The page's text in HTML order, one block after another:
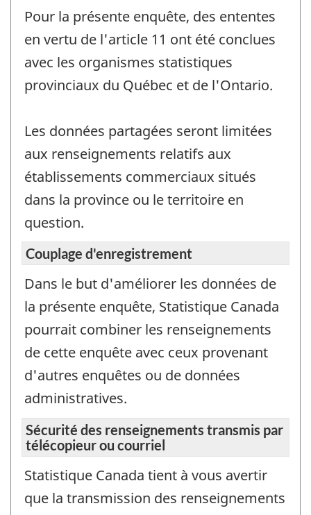
Pour la présente enquête, des ententes
en vertu de l'article 11 ont été conclues
avec les organismes statistiques
provinciaux du Québec et de l'Ontario.
Les données partagées seront limitées
aux renseignements relatifs aux
établissements commerciaux situés
dans la province ou le territoire en
question.
Couplage d'enregistrement
Dans le but d'améliorer les données de
la présente enquête, Statistique Canada
pourrait combiner les renseignements
de cette enquête avec ceux provenant
d'autres enquêtes ou de données
administratives.
Sécurité des renseignements transmis par
télécopieur ou courriel
Statistique Canada tient à vous avertir
que la transmission des renseignements